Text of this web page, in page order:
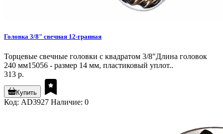
Головка 3/8" свечная 12-гранная
Торцевые свечные головки с квадратом 3/8"Длина головок
240 мм15056 - размер 14 мм, пластиковый уплот..
313 р.
Купить
Код: AD3927 Наличие: 0